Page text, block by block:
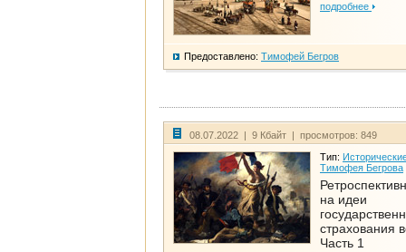
подробнее
Предоставлено: Тимофей Бегров
08.07.2022 | 9 Кбайт | просмотров: 849
Тип:
Тимофея Бегрова
на идеи
страхования
Часть 1